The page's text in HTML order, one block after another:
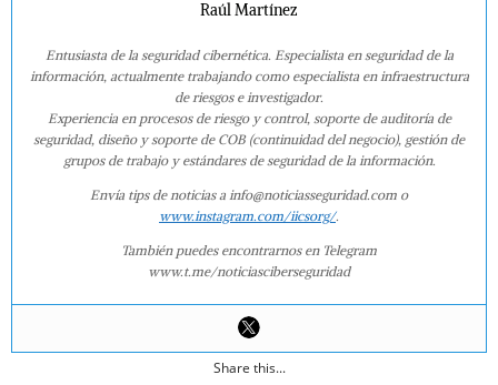
Raúl Martínez
Entusiasta de la seguridad cibernética. Especialista en seguridad de la
información, actualmente trabajando como especialista en infraestructura
de riesgos e investigador.
Experiencia en procesos de riesgo y control, soporte de auditoría de
seguridad, diseño y soporte de COB (continuidad del negocio), gestión de
grupos de trabajo y estándares de seguridad de la información.
Envía tips de noticias a info@noticiasseguridad.com o
www.instagram.com/iicsorg/.
También puedes encontrarnos en Telegram
www.t.me/noticiasciberseguridad
Share this...